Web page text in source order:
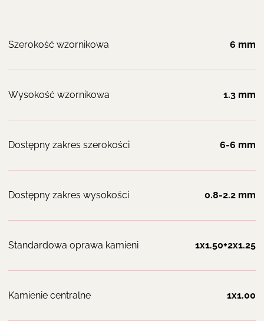
Szerokość wzornikowa 6 mm
Wysokość wzornikowa 1.3 mm
Dostępny zakres szerokości 6-6 mm
Dostępny zakres wysokości 0.8-2.2 mm
Standardowa oprawa kamieni 1x1.50+2x1.25
Kamienie centralne 1x1.00